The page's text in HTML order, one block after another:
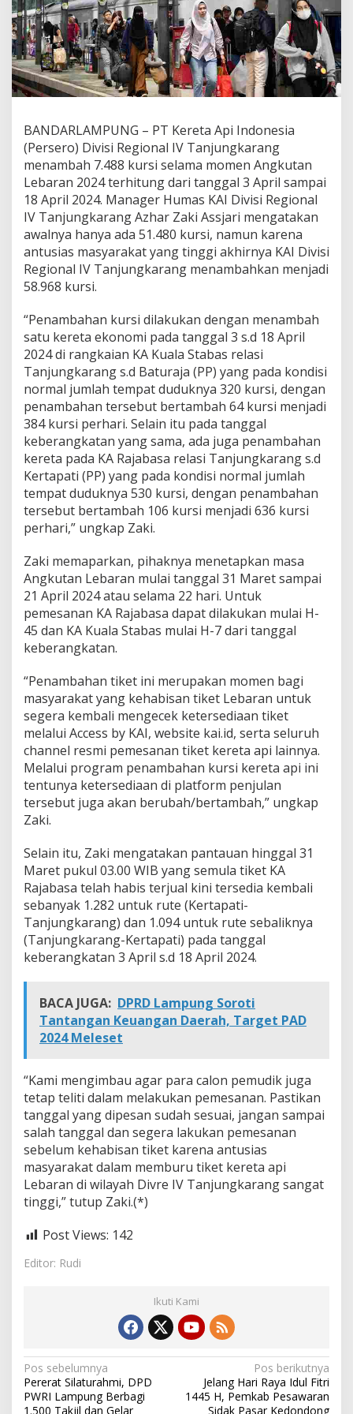
a
r
a
n
g
T
a
a
h
7
4
8
8
K
u
r
s
h
u
u
s
U
n
t
u
k
A
n
g
k
u
t
n
L
b
a
r
2
0
2
4
BANDARLAMPUNG – PT Kereta Api Indonesia
(Persero) Divisi Regional IV Tanjungkarang
menambah 7.488 kursi selama momen Angkutan
Lebaran 2024 terhitung dari tanggal 3 April sampai
18 April 2024. Manager Humas KAI Divisi Regional
IV Tanjungkarang Azhar Zaki Assjari mengatakan
awalnya hanya ada 51.480 kursi, namun karena
antusias masyarakat yang tinggi akhirnya KAI Divisi
Regional IV Tanjungkarang menambahkan menjadi
58.968 kursi.
“Penambahan kursi dilakukan dengan menambah
satu kereta ekonomi pada tanggal 3 s.d 18 April
2024 di rangkaian KA Kuala Stabas relasi
Tanjungkarang s.d Baturaja (PP) yang pada kondisi
normal jumlah tempat duduknya 320 kursi, dengan
penambahan tersebut bertambah 64 kursi menjadi
384 kursi perhari. Selain itu pada tanggal
keberangkatan yang sama, ada juga penambahan
kereta pada KA Rajabasa relasi Tanjungkarang s.d
Kertapati (PP) yang pada kondisi normal jumlah
tempat duduknya 530 kursi, dengan penambahan
tersebut bertambah 106 kursi menjadi 636 kursi
perhari,” ungkap Zaki.
Zaki memaparkan, pihaknya menetapkan masa
Angkutan Lebaran mulai tanggal 31 Maret sampai
21 April 2024 atau selama 22 hari. Untuk
pemesanan KA Rajabasa dapat dilakukan mulai H-
45 dan KA Kuala Stabas mulai H-7 dari tanggal
keberangkatan.
“Penambahan tiket ini merupakan momen bagi
masyarakat yang kehabisan tiket Lebaran untuk
segera kembali mengecek ketersediaan tiket
melalui Access by KAI, website kai.id, serta seluruh
channel resmi pemesanan tiket kereta api lainnya.
Melalui program penambahan kursi kereta api ini
tentunya ketersediaan di platform penjulan
tersebut juga akan berubah/bertambah,” ungkap
Zaki.
Selain itu, Zaki mengatakan pantauan hinggal 31
Maret pukul 03.00 WIB yang semula tiket KA
Rajabasa telah habis terjual kini tersedia kembali
sebanyak 1.282 untuk rute (Kertapati-
Tanjungkarang) dan 1.094 untuk rute sebaliknya
(Tanjungkarang-Kertapati) pada tanggal
keberangkatan 3 April s.d 18 April 2024.
BACA JUGA: DPRD Lampung Soroti
Tantangan Keuangan Daerah, Target PAD
2024 Meleset
“Kami mengimbau agar para calon pemudik juga
tetap teliti dalam melakukan pemesanan. Pastikan
tanggal yang dipesan sudah sesuai, jangan sampai
salah tanggal dan segera lakukan pemesanan
sebelum kehabisan tiket karena antusias
masyarakat dalam memburu tiket kereta api
Lebaran di wilayah Divre IV Tanjungkarang sangat
tinggi,” tutup Zaki.(*)
Post Views: 142
Editor: Rudi
Ikuti Kami
N
a
Pos sebelumnya
Pererat Silaturahmi, DPD
PWRI Lampung Berbagi
1.500 Takjil dan Gelar
Pos berikutnya
Jelang Hari Raya Idul Fitri
1445 H, Pemkab Pesawaran
Sidak Pasar Kedondong